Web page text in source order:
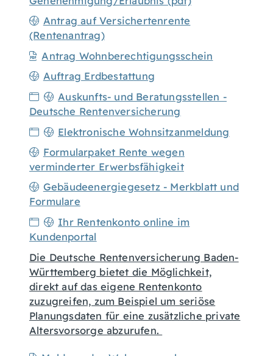
Antrag auf Versichertenrente
(Rentenantrag)
Antrag Wohnberechtigungsschein
Auftrag Erdbestattung
Auskunfts- und Beratungsstellen -
Deutsche Rentenversicherung
Elektronische Wohnsitzanmeldung
Formularpaket Rente wegen
verminderter Erwerbsfähigkeit
Gebäudeenergiegesetz - Merkblatt und
Formulare
Ihr Rentenkonto online im
Kundenportal
Die Deutsche Rentenversicherung Baden-
Württemberg bietet die Möglichkeit,
direkt auf das eigene Rentenkonto
zuzugreifen, zum Beispiel um seriöse
Planungsdaten für eine zusätzliche private
Altersvorsorge abzurufen.